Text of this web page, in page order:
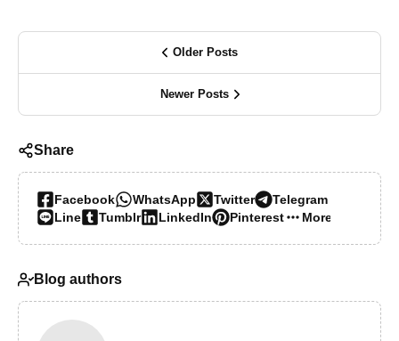
Older Posts
Newer Posts
Share
Facebook WhatsApp Twitter
Telegram
Line
Tumblr LinkedIn Pinterest More…
Blog authors